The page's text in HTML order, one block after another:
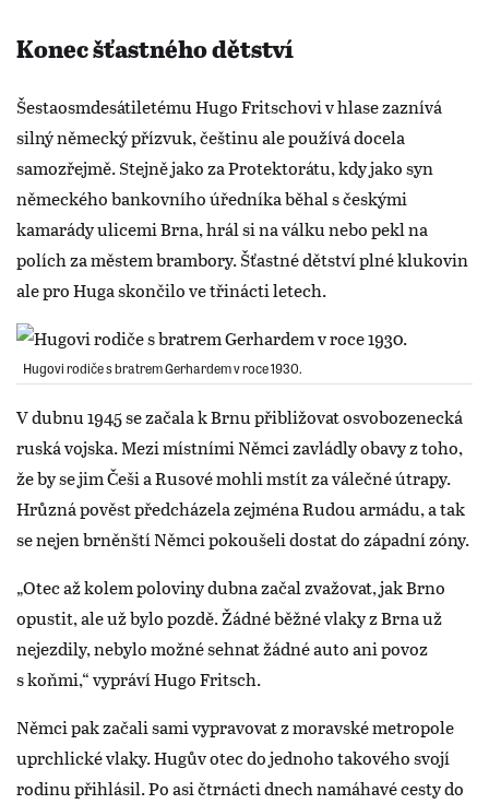
Konec šťastného dětství
Šestaosmdesátiletému Hugo Fritschovi v hlase zaznívá
silný německý přízvuk, češtinu ale používá docela
samozřejmě. Stejně jako za Protektorátu, kdy jako syn
německého bankovního úředníka běhal s českými
kamarády ulicemi Brna, hrál si na válku nebo pekl na
polích za městem brambory. Šťastné dětství plné klukovin
ale pro Huga skončilo ve třinácti letech.
Hugovi rodiče s bratrem Gerhardem v roce 1930.
V dubnu 1945 se začala k Brnu přibližovat osvobozenecká
ruská vojska. Mezi místními Němci zavládly obavy z toho,
že by se jim Češi a Rusové mohli mstít za válečné útrapy.
Hrůzná pověst předcházela zejména Rudou armádu, a tak
se nejen brněnští Němci pokoušeli dostat do západní zóny.
„Otec až kolem poloviny dubna začal zvažovat, jak Brno
opustit, ale už bylo pozdě. Žádné běžné vlaky z Brna už
nejezdily, nebylo možné sehnat žádné auto ani povoz
s koňmi,“ vypráví Hugo Fritsch.
Němci pak začali sami vypravovat z moravské metropole
uprchlické vlaky. Hugův otec do jednoho takového svojí
rodinu přihlásil. Po asi čtrnácti dnech namáhavé cesty do